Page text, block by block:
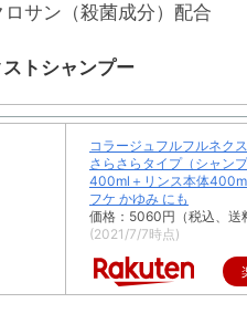
サン（殺菌成分）配合
トシャンプー
コラージュフルフルネク
さらさらタイプ（シャン
400ml＋リンス本体
フケ かゆみ にも
価格：5060円（税込、送
(2021/7/7時点)